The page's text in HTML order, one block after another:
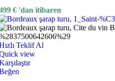
€ 'dan itibaren
Teklif Al
view